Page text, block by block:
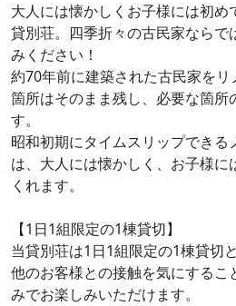
大人には懐かしくお子様には初め
貸別荘。四季折々の古民家ならで
みください！
約70年前に建築された古民家をリ
箇所はそのまま残し、必要な箇所
す。
昭和初期にタイムスリップでき
は、大人には懐かしく、お子様に
くれます。
【1日1組限定の1棟貸切】
当貸別荘は1日1組限定の1棟貸切
他のお客様との接触を気にするこ
みでお楽しみいただけます。